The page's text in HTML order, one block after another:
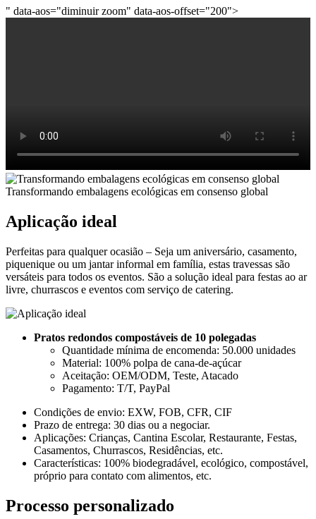
" data-aos="diminuir zoom" data-aos-offset="200">
Transformando embalagens ecológicas em consenso global
Aplicação ideal
Perfeitas para qualquer ocasião – Seja um aniversário, casamento,
piquenique ou um jantar informal em família, estas travessas são
versáteis para todos os eventos. São a solução ideal para festas ao ar
livre, churrascos e eventos com serviço de catering.
Pratos redondos compostáveis ​​de 10 polegadas
Quantidade mínima de encomenda: 50.000 unidades
Material: 100% polpa de cana-de-açúcar
Aceitação: OEM/ODM, Teste, Atacado
Pagamento: T/T, PayPal
Condições de envio: EXW, FOB, CFR, CIF
Prazo de entrega: 30 dias ou a negociar.
Aplicações: Crianças, Cantina Escolar, Restaurante, Festas,
Casamentos, Churrascos, Residências, etc.
Características: 100% biodegradável, ecológico, compostável,
próprio para contato com alimentos, etc.
Processo personalizado